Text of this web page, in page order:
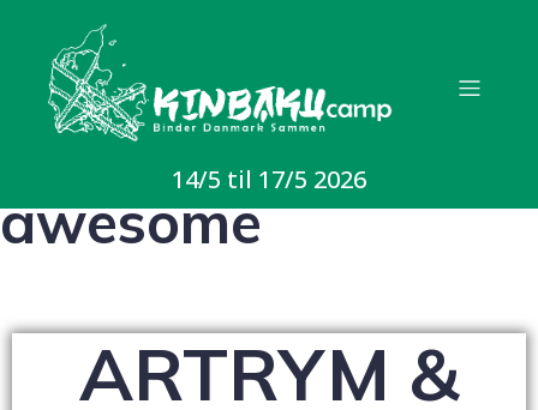
14/5 til 17/5 2026
My heading is
awesome
ARTRYM &